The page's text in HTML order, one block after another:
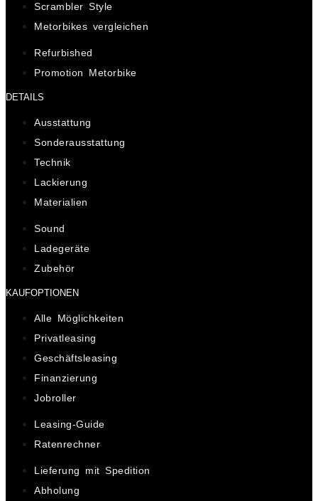
Scrambler Style
Metorbikes vergleichen
Refurbished
Promotion Metorbike
DETAILS
Ausstattung
Sonderausstattung
Technik
Lackierung
Materialien
Sound
Ladegeräte
Zubehör
KAUFOPTIONEN
Alle Möglichkeiten
Privatleasing
Geschäftsleasing
Finanzierung
Jobroller
Leasing-Guide
Ratenrechner
Lieferung mit Spedition
Abholung